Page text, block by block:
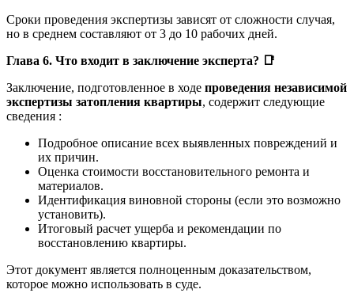
Сроки проведения экспертизы зависят от сложности случая,
но в среднем составляют от 3 до 10 рабочих дней.
Глава 6. Что входит в заключение эксперта? 📑
Заключение, подготовленное в ходе проведения независимой
экспертизы затопления квартиры, содержит следующие
сведения :
Подробное описание всех выявленных повреждений и
их причин.
Оценка стоимости восстановительного ремонта и
материалов.
Идентификация виновной стороны (если это возможно
установить).
Итоговый расчет ущерба и рекомендации по
восстановлению квартиры.
Этот документ является полноценным доказательством,
которое можно использовать в суде.